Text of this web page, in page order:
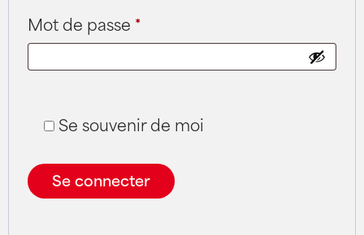
Mot de passe *
Se souvenir de moi
Se connecter